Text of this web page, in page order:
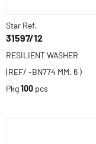
Star Ref.
31597/12
RESILIENT WASHER
(REF/ -BN774 MM. 6 )
Pkg100 pcs